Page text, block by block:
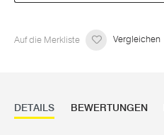
Auf die Merkliste Vergleichen
DETAILS BEWERTUNGEN